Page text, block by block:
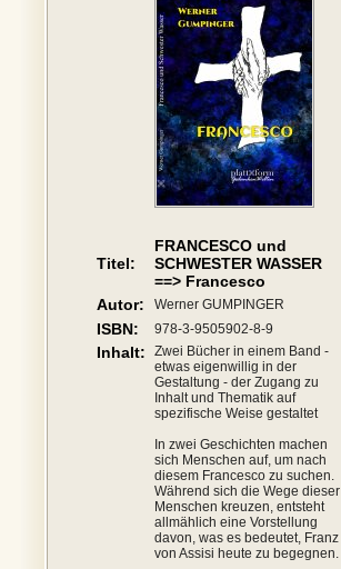
Titel:
FRANCESCO und
SCHWESTER WASSER
==> Francesco
Autor:
Werner GUMPINGER
ISBN: 978-3-9505902-8-9
Inhalt:
Zwei Bücher in einem Band -
etwas eigenwillig in der
Gestaltung - der Zugang zu
Inhalt und Thematik auf
spezifische Weise gestaltet
In zwei Geschichten machen
sich Menschen auf, um nach
diesem Francesco zu suchen.
Während sich die Wege dieser
Menschen kreuzen, entsteht
allmählich eine Vorstellung
davon, was es bedeutet, Franz
von Assisi heute zu begegnen.